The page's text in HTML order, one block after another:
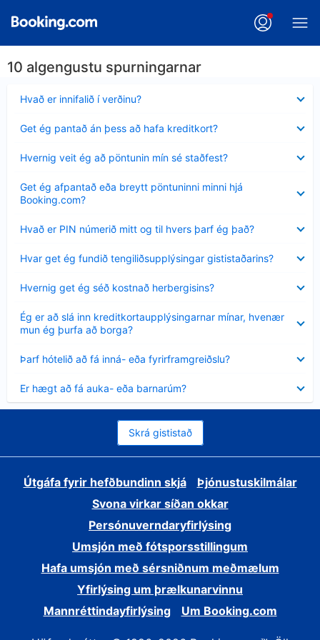
10 algengustu spurningarnar
Hvað er innifalið í verðinu?
sýnt
Get ég pantað án þess að hafa kreditkort?
sýnt
Hvernig veit ég að pöntunin mín sé staðfest?
sýnt
Get ég afpantað eða breytt pöntuninni minni hjá
Booking.com?
sýnt
Hvað er PIN númerið mitt og til hvers þarf ég það?
sýnt
Hvar get ég fundið tengiliðsupplýsingar gististaðarins?
sýnt
Hvernig get ég séð kostnað herbergisins?
sýnt
Ég er að slá inn kreditkortaupplýsingarnar mínar, hvenær
mun ég þurfa að borga?
Minna
sýnt
Þarf hótelið að fá inná- eða fyrirframgreiðslu?
sýnt
Er hægt að fá auka- eða barnarúm?
sýnt
Skrá gististað
Útgáfa fyrir hefðbundinn skjá
Þjónustuskilmálar
Svona virkar síðan okkar
Persónuverndaryfirlýsing
Umsjón með fótsporsstillingum
Hafa umsjón með sérsniðnum meðmælum
Yfirlýsing um þrælkunarvinnu
Mannréttindayfirlýsing
Um Booking.com